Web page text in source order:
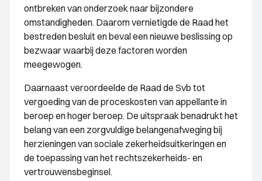
ontbreken van onderzoek naar bijzondere
omstandigheden. Daarom vernietigde de Raad het
bestreden besluit en beval een nieuwe beslissing op
bezwaar waarbij deze factoren worden
meegewogen.
Daarnaast veroordeelde de Raad de Svb tot
vergoeding van de proceskosten van appellante in
beroep en hoger beroep. De uitspraak benadrukt het
belang van een zorgvuldige belangenafweging bij
herzieningen van sociale zekerheidsuitkeringen en
de toepassing van het rechtszekerheids- en
vertrouwensbeginsel.